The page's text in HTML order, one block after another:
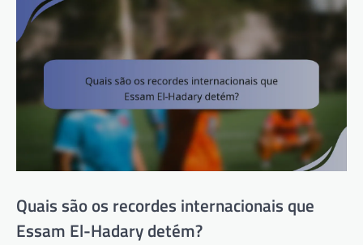
Quais são os recordes internacionais que
Essam El-Hadary detém?